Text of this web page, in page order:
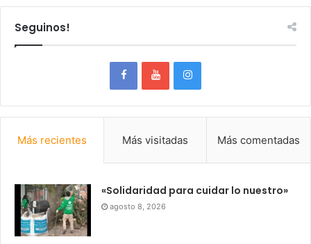
Seguinos!
Más recientes Más visitadas Más comentadas
«Solidaridad para cuidar lo nuestro»
agosto 8, 2026